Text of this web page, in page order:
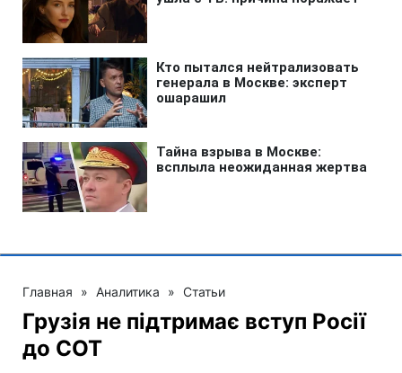
Главная » Аналитика » Статьи
Грузія не підтримає вступ Росії
до СОТ